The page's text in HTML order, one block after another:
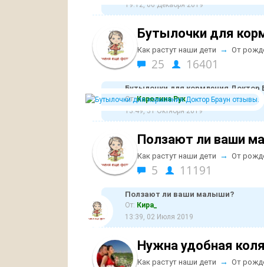
19:12, 06 Декабря 2019
Бутылочки для
Как растут наши дети → От
25 16401
Бутылочки для кормления Доктор
От:Каролина Рук
13:49, 31 Октября 2019
Ползают ли ваши
Как растут наши дети → От
5 11191
Ползают ли ваши малыши?
От: Кира_
13:39, 02 Июля 2019
Нужна удобная
Как растут наши дети → От